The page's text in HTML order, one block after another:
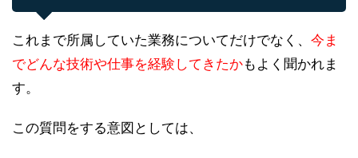
これまで所属していた業務についてだけでなく、 今ま
でどんな技術や仕事を経験してきたかもよく聞かれま
す。
この質問をする意図としては、